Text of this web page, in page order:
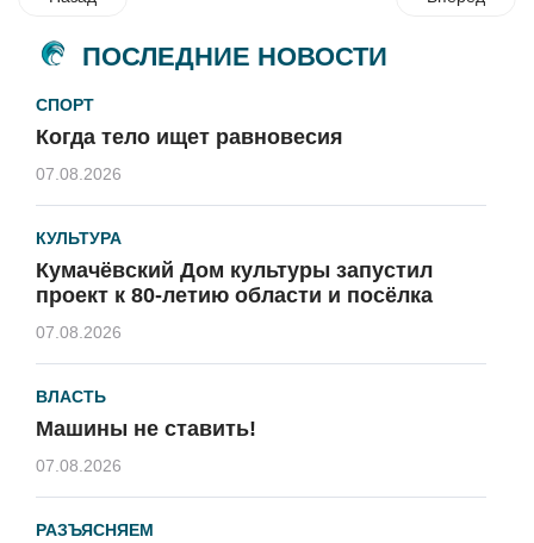
ПОСЛЕДНИЕ НОВОСТИ
СПОРТ
Когда тело ищет равновесия
07.08.2026
КУЛЬТУРА
Кумачёвский Дом культуры запустил
проект к 80-летию области и посёлка
07.08.2026
ВЛАСТЬ
Машины не ставить!
07.08.2026
РАЗЪЯСНЯЕМ